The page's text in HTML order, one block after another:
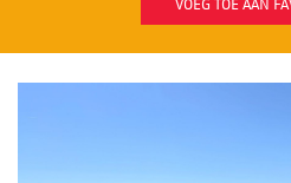
VOEG TOE AAN